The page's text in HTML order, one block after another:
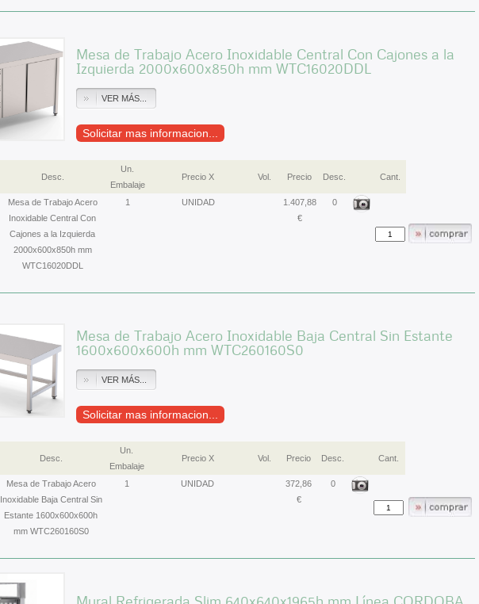
Mesa de Trabajo Acero Inoxidable Central Con Cajones a la
Izquierda 2000x600x850h mm WTC16020DDL
VER MÁS...
Solicitar mas informacion...
Desc.
Un.
Embalaje
Precio X Vol. Precio Desc. Cant.
Mesa de Trabajo Acero
Inoxidable Central Con
Cajones a la Izquierda
2000x600x850h mm
WTC16020DDL
1 UNIDAD
1.407,88
€
0
Mesa de Trabajo Acero Inoxidable Baja Central Sin Estante
1600x600x600h mm WTC260160S0
VER MÁS...
Solicitar mas informacion...
Desc.
Un.
Embalaje
Precio X Vol. Precio Desc. Cant.
Mesa de Trabajo Acero
Inoxidable Baja Central Sin
Estante 1600x600x600h
mm WTC260160S0
1 UNIDAD
372,86
€
0